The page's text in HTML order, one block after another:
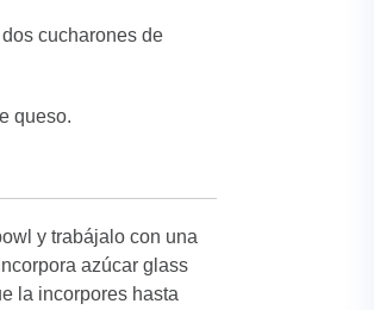
cucharones de
queso.
y trabájalo con una
azúcar glass
la incorpores hasta